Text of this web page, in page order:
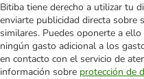
Bitiba tiene derecho a utilizar tu
enviarte publicidad directa sobre
similares. Puedes oponerte a
ningún gasto adicional a los
en contacto con el servicio de
información sobre protección de